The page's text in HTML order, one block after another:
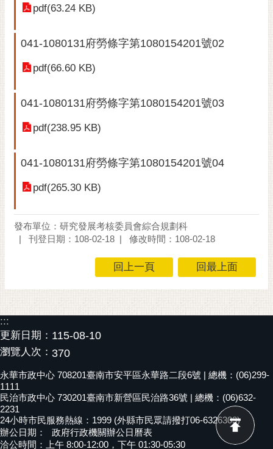
桐
網
RSS
訂
閱
電
市
民
信
箱
English
日
本
語
隱
pdf(63.24 KB)
041-1080131府勞條字第1080154201號02
pdf(66.60 KB)
041-1080131府勞條字第1080154201號03
pdf(238.95 KB)
041-1080131府勞條字第1080154201號04
pdf(265.30 KB)
發布單位：研究發展考核委員會綜合規劃科
刊登日期：108-02-18
修改時間：108-02-18
回上一頁 回最上面
:::
更新日期： 115-08-10
瀏覽人次： 370
永華市政中心 708201臺南市安平區永華路二段6號 | 總機：(06)299-
1111
民治市政中心 730201臺南市新營區民治路36號 | 總機：(06)632-
2231
24小時市民服務熱線：1999 (外縣市民眾請撥打06-6326303)
辦公日期：
政府行政機關辦公日曆表
洽公時間：上午 8:00-12:00，下午 01:30-05:30